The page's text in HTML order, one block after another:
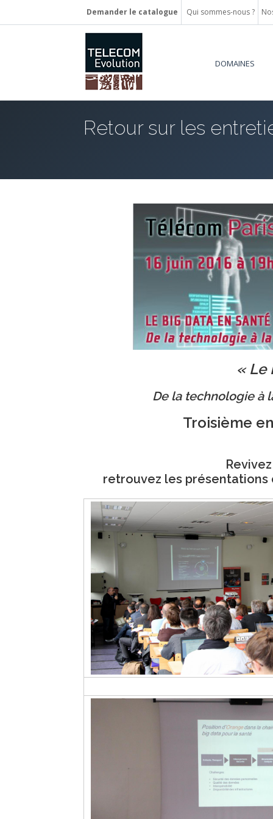
Demander le catalogue Qui sommes-nous ?
DOMAINES
Retour sur les
« Le
De la technologie à
Troisième
retrouvez les